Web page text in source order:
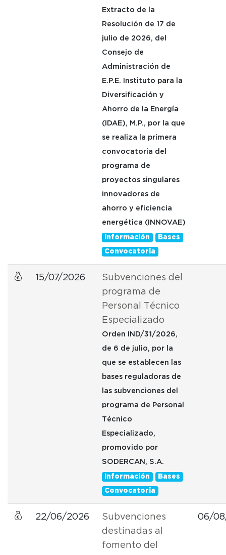
Extracto de la
Resolución de 17 de
julio de 2026, del
Consejo de
Administración de
E.P.E. Instituto para la
Diversificación y
Ahorro de la Energía
(IDAE), M.P., por la que
se realiza la primera
convocatoria del
programa de
proyectos singulares
innovadores de
ahorro y eficiencia
energética (INNOVAE)
Información Bases
Convocatoria
15/07/2026
Subvenciones del
programa de
Personal Técnico
Especializado
Orden IND/31/2026,
de 6 de julio, por la
que se establecen las
bases reguladoras de
las subvenciones del
programa de Personal
Técnico
Especializado,
promovido por
SODERCAN, S.A.
Información Bases
Convocatoria
22/06/2026
Subvenciones
destinadas al
fomento del
06/